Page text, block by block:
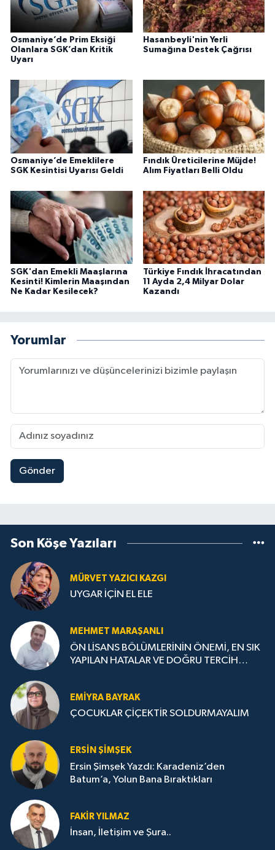
Osmaniye’de Prim Eksiği
Olanlara SGK’dan Kritik
Uyarı
Hasanbeyli'nin Yerli
Sumağına Destek Çağrısı
Osmaniye’de Emeklilere
SGK Kesintisi Uyarısı Geldi
Fındık Üreticilerine Müjde!
Alım Fiyatları Belli Oldu
SGK'dan Emekli Maaşlarına
Kesinti! Kimlerin Maaşından
Ne Kadar Kesilecek?
Türkiye Fındık İhracatından
11 Ayda 2,4 Milyar Dolar
Kazandı
Yorumlar
Gönder
Son Köşe Yazıları
MÜRVET YAZICI KAZGI
UYGAR İÇİN EL ELE
MEHMET MARAŞANLI
ÖN LİSANS BÖLÜMLERİNİN ÖNEMİ, EN SIK
YAPILAN HATALAR VE DOĞRU TERCİH
EMIYRA BAYRAK
ÇOCUKLAR ÇİÇEKTİR SOLDURMAYALIM
ERSIN ŞIMŞEK
Ersin Şimşek Yazdı: Karadeniz’den
Batum’a, Yolun Bana Bıraktıkları
FAKIR YILMAZ
İnsan, İletişim ve Şura..